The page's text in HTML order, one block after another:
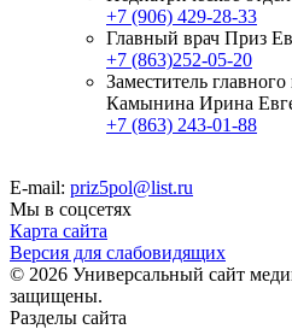
+7 (906) 429-28-33
Главный врач Приз
+7 (863)252-05-20
Заместитель
Камынина Ирина
+7 (863) 243-01-88
E-mail: priz5pol@list.ru
Мы в соцсетях
Карта сайта
Версия для слабовидящих
© 2026 Универсальный сайт
защищены.
Разделы сайта